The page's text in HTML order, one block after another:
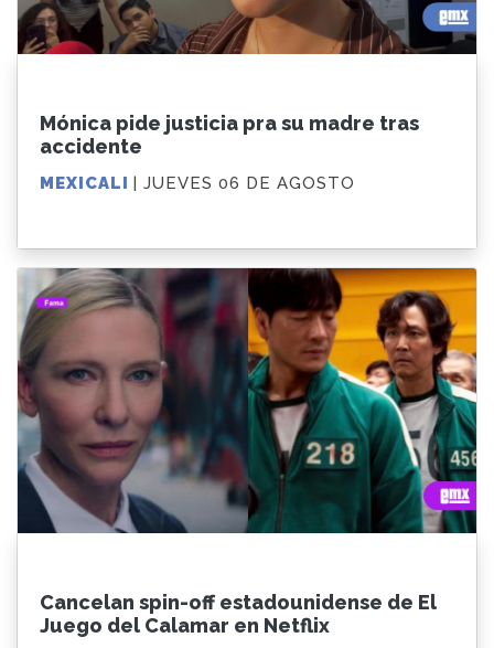
Mónica pide justicia pra su madre tras
accidente
MEXICALI | JUEVES 06 DE AGOSTO
Cancelan spin-off estadounidense de El
Juego del Calamar en Netflix